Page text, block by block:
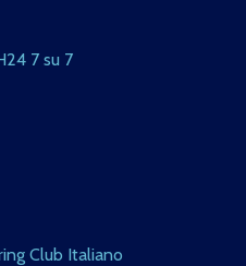
7 su 7
Club Italiano